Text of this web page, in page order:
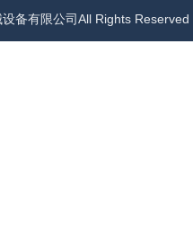
设备有限公司All Rights